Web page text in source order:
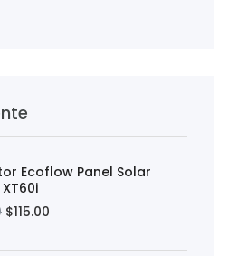
Ecoflow Panel Solar
XT60i
$115.00